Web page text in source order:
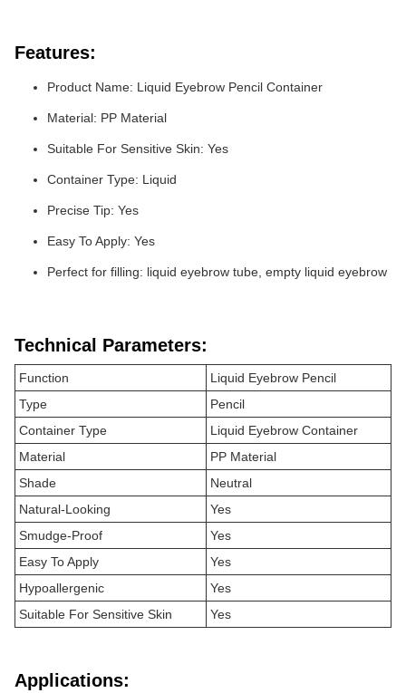
Features:
Product Name: Liquid Eyebrow Pencil Container
Material: PP Material
Suitable For Sensitive Skin: Yes
Container Type: Liquid
Precise Tip: Yes
Easy To Apply: Yes
Perfect for filling: liquid eyebrow tube, empty liquid eyebrow
Technical Parameters:
Function
Liquid Eyebrow Pencil
Type
Pencil
Container Type
Liquid Eyebrow Container
Material
PP Material
Shade
Neutral
Natural-Looking
Yes
Smudge-Proof
Yes
Easy To Apply
Yes
Hypoallergenic
Yes
Suitable For Sensitive Skin
Yes
Applications: